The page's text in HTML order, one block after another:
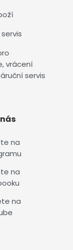
vrácení
servis
na
na
na